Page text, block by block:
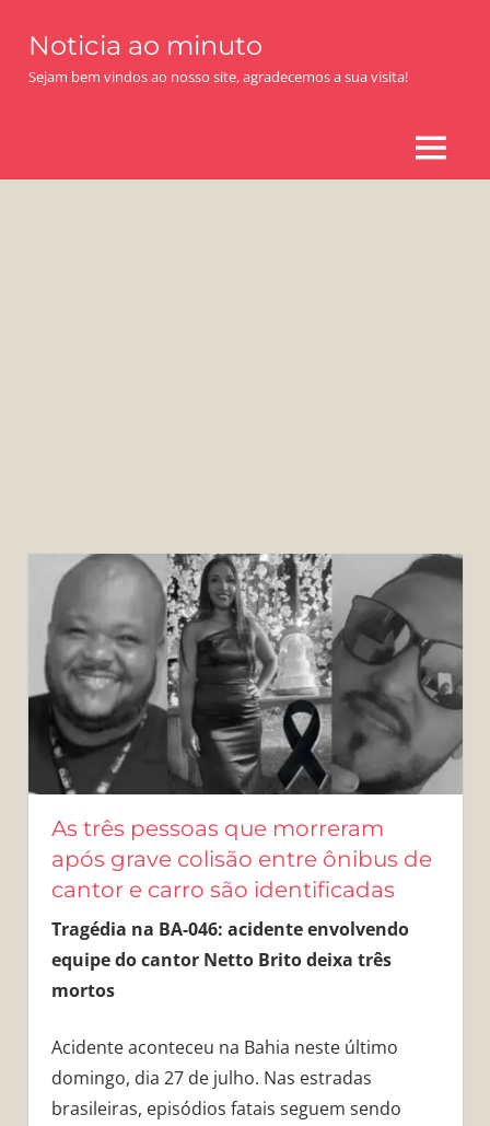
content
Noticia ao minuto
Sejam bem vindos ao nosso site, agradecemos a sua visita!
MENU
As três pessoas que morreram
após grave colisão entre ônibus de
cantor e carro são identificadas
Tragédia na BA-046: acidente envolvendo
equipe do cantor Netto Brito deixa três
mortos
Acidente aconteceu na Bahia neste último
domingo, dia 27 de julho. Nas estradas
brasileiras, episódios fatais seguem sendo